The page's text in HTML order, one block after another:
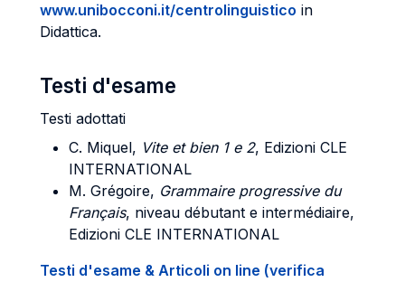
www.unibocconi.it/centrolinguistico in
Didattica.
Testi d'esame
Testi adottati
C. Miquel, Vite et bien 1 e 2, Edizioni CLE
INTERNATIONAL
M. Grégoire, Grammaire progressive du
Français, niveau débutant e intermédiaire,
Edizioni CLE INTERNATIONAL
Testi d'esame & Articoli on line (verifica